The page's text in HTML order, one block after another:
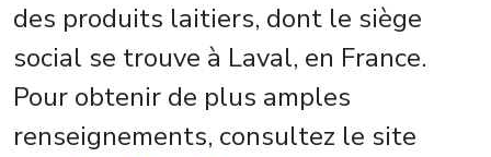
des produits laitiers, dont le siège
social se trouve à Laval, en France.
Pour obtenir de plus amples
renseignements, consultez le site